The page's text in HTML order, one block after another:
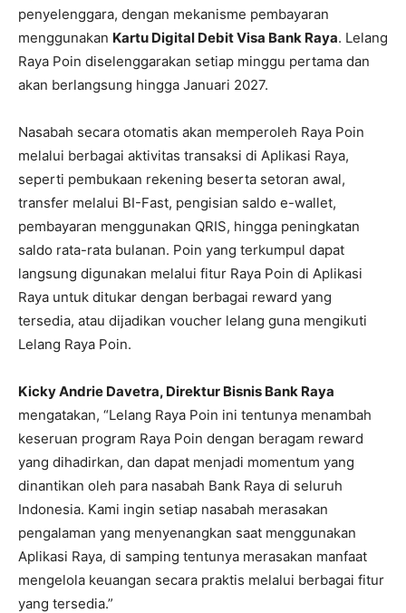
penyelenggara, dengan mekanisme pembayaran
menggunakan Kartu Digital Debit Visa Bank Raya. Lelang
Raya Poin diselenggarakan setiap minggu pertama dan
akan berlangsung hingga Januari 2027.
Nasabah secara otomatis akan memperoleh Raya Poin
melalui berbagai aktivitas transaksi di Aplikasi Raya,
seperti pembukaan rekening beserta setoran awal,
transfer melalui BI-Fast, pengisian saldo e-wallet,
pembayaran menggunakan QRIS, hingga peningkatan
saldo rata-rata bulanan. Poin yang terkumpul dapat
langsung digunakan melalui fitur Raya Poin di Aplikasi
Raya untuk ditukar dengan berbagai reward yang
tersedia, atau dijadikan voucher lelang guna mengikuti
Lelang Raya Poin.
Kicky Andrie Davetra, Direktur Bisnis Bank Raya
mengatakan, “Lelang Raya Poin ini tentunya menambah
keseruan program Raya Poin dengan beragam reward
yang dihadirkan, dan dapat menjadi momentum yang
dinantikan oleh para nasabah Bank Raya di seluruh
Indonesia. Kami ingin setiap nasabah merasakan
pengalaman yang menyenangkan saat menggunakan
Aplikasi Raya, di samping tentunya merasakan manfaat
mengelola keuangan secara praktis melalui berbagai fitur
yang tersedia.”